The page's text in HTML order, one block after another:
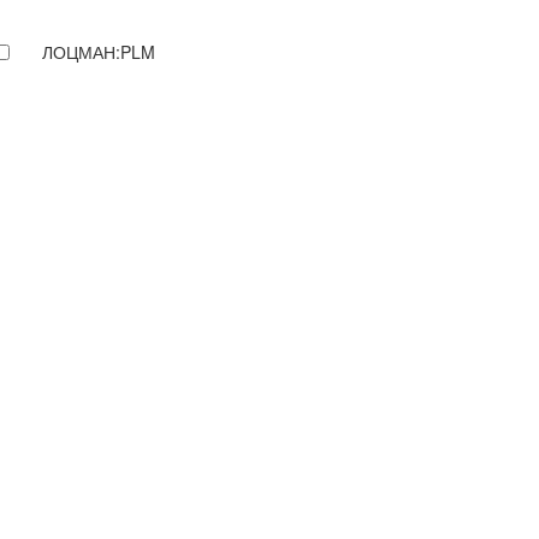
ЛОЦМАН:PLM